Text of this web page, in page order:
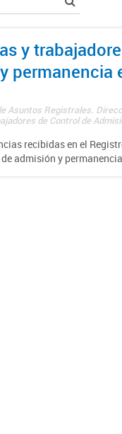
y
permanencia
Asuntos Registrales.
de Control de
recibidas en el
admisión y permanencia